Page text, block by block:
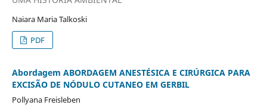
Naiara Maria Talkoski
PDF
Abordagem ABORDAGEM ANESTÉSICA E CIRÚRGICA PARA
EXCISÃO DE NÓDULO CUTANEO EM GERBIL
Pollyana Freisleben